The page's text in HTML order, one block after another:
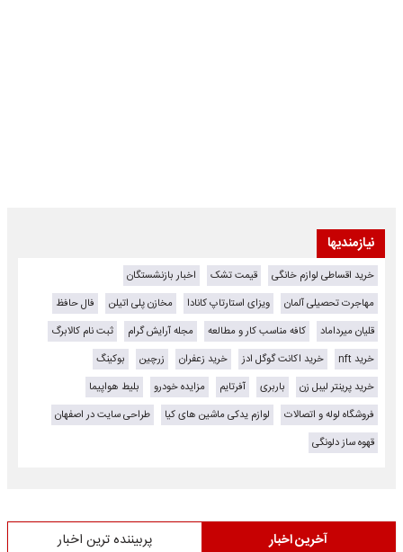
نیازمندیها
خرید اقساطی لوازم خانگی قیمت تشک
اخبار بازنشستگان
مهاجرت تحصیلی آلمان
ویزای استارتاپ کانادا مخازن پلی اتیلن
فال حافظ
قلیان میرداماد
کافه مناسب کار و مطالعه مجله آرایش گرام
ثبت نام کالابرگ
خرید nft
خرید اکانت گوگل ادز خرید زعفران زرچین
بوکینگ
خرید پرینتر لیبل زن
باربری آفرتایم مزایده خودرو
بلیط هواپیما
فروشگاه لوله و اتصالات
لوازم یدکی ماشین های کیا
طراحی سایت در اصفهان
قهوه ساز دلونگی
آخرین اخبار پربیننده ترین اخبار